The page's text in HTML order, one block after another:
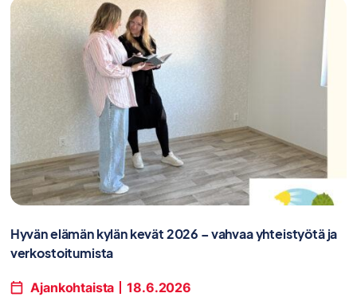
Hyvän elämän kylän kevät 2026 – vahvaa yhteistyötä ja
verkostoitumista
Ajankohtaista 18.6.2026